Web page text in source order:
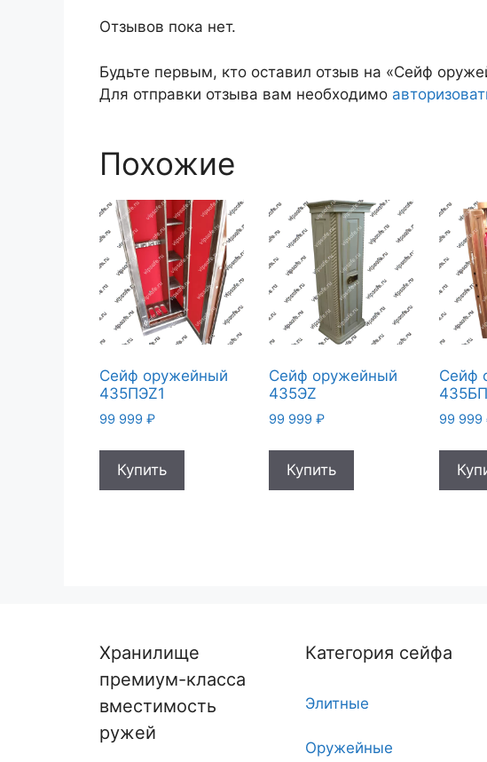
Отзывов пока нет.
Будьте первым, кто оставил отзыв на «Сейф
Для отправки отзыва вам необходимо
Похожие
Сейф оружейный
435ПЭZ1
99 999 ₽
Купить
Сейф оружейный
435ЭZ
99 999₽
Купить
Сейф
99 999
Хранилище
премиум-класса
вместимость
ружей
Категория сейфа
Элитные
Оружейные